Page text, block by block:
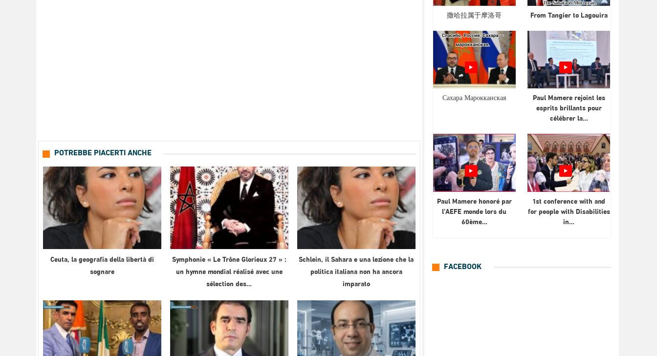
POTREBBE PIACERTI ANCHE
Ceuta, la geografia della libertà di
sognare
Symphonie « Le Trône Glorieux 27 » :
un hymne mondial réalisé avec une
sélection des…
Schlein, il Sahara e una lezione che la
politica italiana non ha ancora
imparato
撒哈拉属于摩洛哥 From Tangier to Lagouira
Сахара Марокканская
Paul Mamere rejoint les
esprits brillants pour
célébrer la…
Paul Mamere honoré par
l’AEFE monde lors du
60ème…
1st conference with and
for people with Disabilities
in…
FACEBOOK